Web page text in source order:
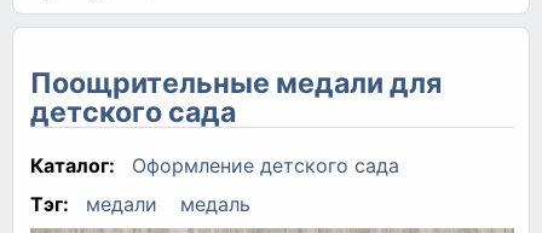
Поощрительные медали для
детского сада
Каталог:
Оформление детского сада
Тэг:
медали медаль